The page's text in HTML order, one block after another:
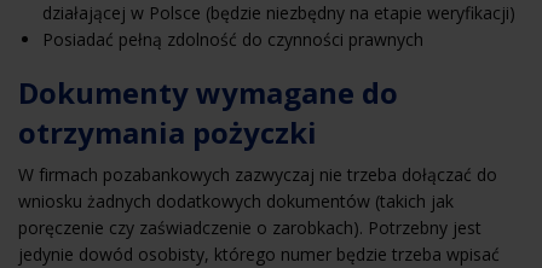
działającej w Polsce (będzie niezbędny na etapie weryfikacji)
Posiadać pełną zdolność do czynności prawnych
Dokumenty wymagane do
otrzymania pożyczki
W firmach pozabankowych zazwyczaj nie trzeba dołączać do
wniosku żadnych dodatkowych dokumentów (takich jak
poręczenie czy zaświadczenie o zarobkach). Potrzebny jest
jedynie dowód osobisty, którego numer będzie trzeba wpisać